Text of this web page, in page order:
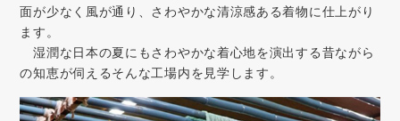
面が少なく風が通り、さわやかな清涼感ある着物に仕上がり
ます。
湿潤な日本の夏にもさわやかな着心地を演出する昔ながら
の知恵が伺えるそんな工場内を見学します。